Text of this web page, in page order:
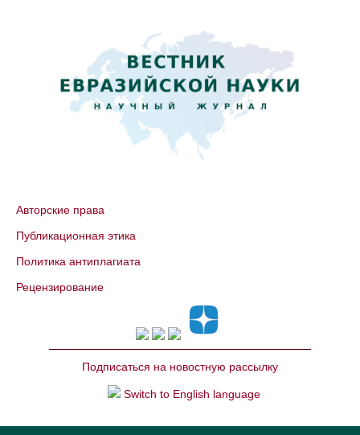
Авторские права
Публикационная этика
Политика антиплагиата
Рецензирование
Подписаться на новостную рассылку
Switch to English language